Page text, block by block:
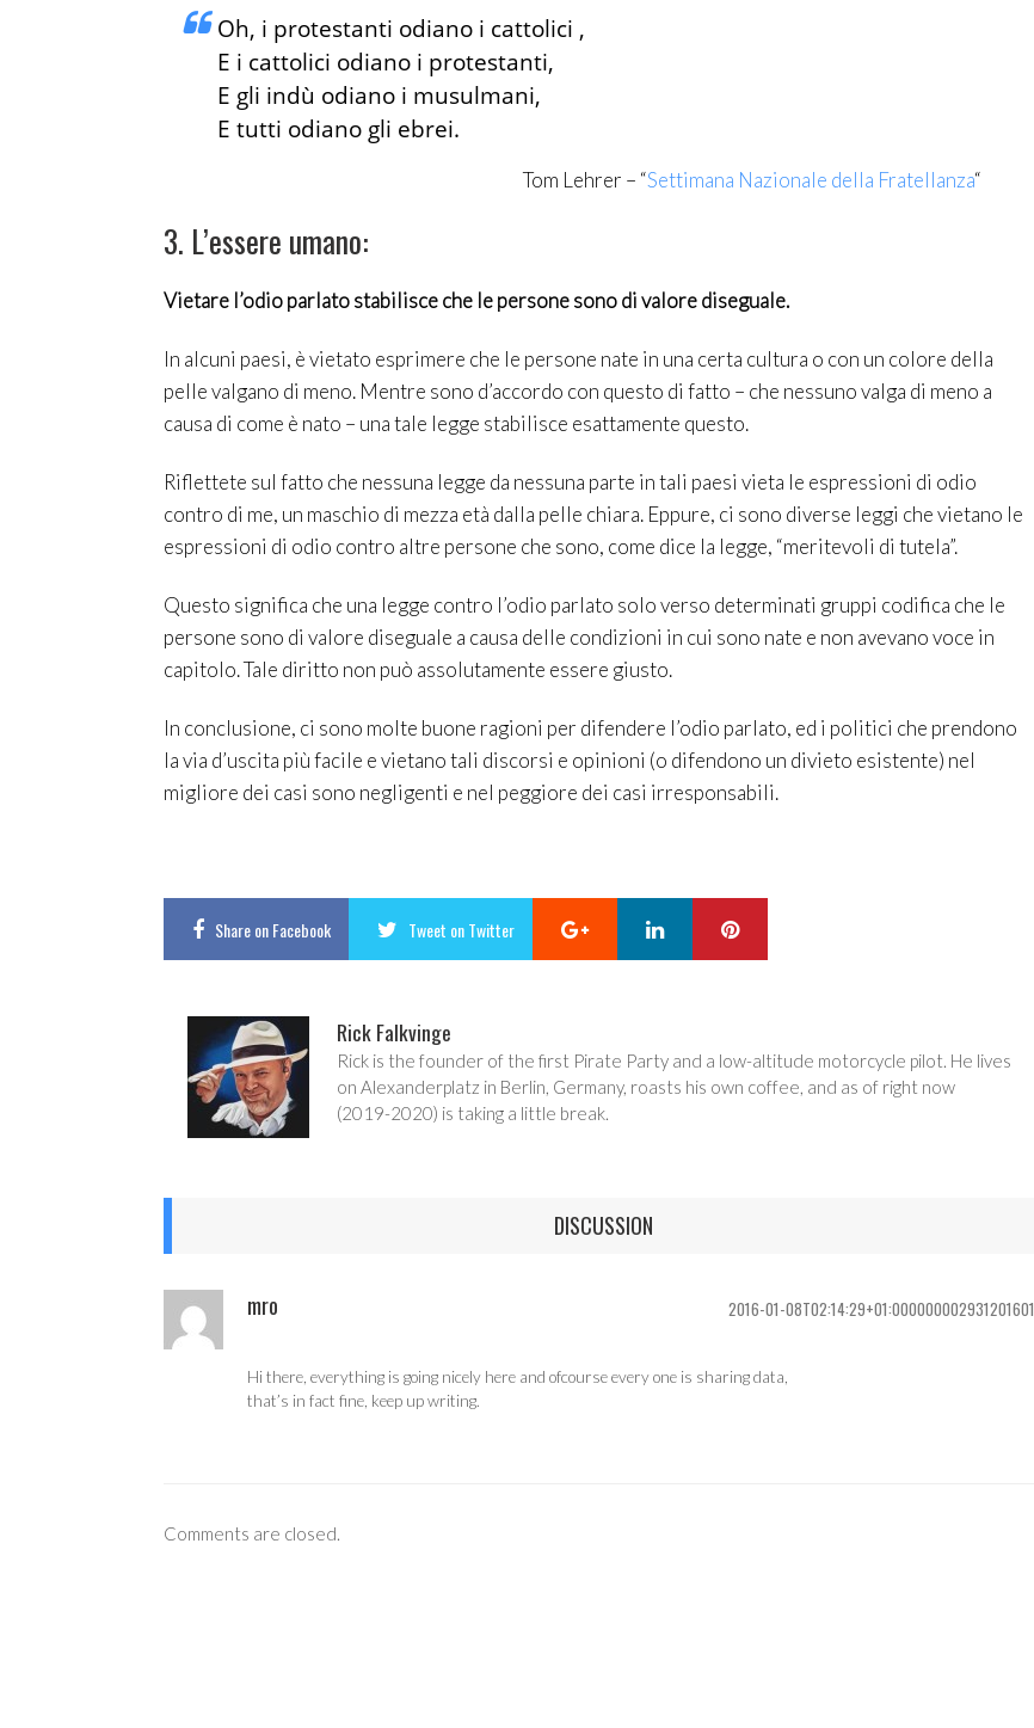
Oh, i protestanti odiano i cattolici ,
E i cattolici odiano i protestanti,
E gli indù odiano i musulmani,
E tutti odiano gli ebrei.
Tom Lehrer – “Settimana Nazionale della Fratellanza“
3. L’essere umano:
Vietare l’odio parlato stabilisce che le persone sono di valore diseguale.
In alcuni paesi, è vietato esprimere che le persone nate in una certa cultura o con un colore della
pelle valgano di meno. Mentre sono d’accordo con questo di fatto – che nessuno valga di meno a
causa di come è nato – una tale legge stabilisce esattamente questo.
Riflettete sul fatto che nessuna legge da nessuna parte in tali paesi vieta le espressioni di odio
contro di me, un maschio di mezza età dalla pelle chiara. Eppure, ci sono diverse leggi che vietano le
espressioni di odio contro altre persone che sono, come dice la legge, “meritevoli di tutela”.
Questo significa che una legge contro l’odio parlato solo verso determinati gruppi codifica che le
persone sono di valore diseguale a causa delle condizioni in cui sono nate e non avevano voce in
capitolo. Tale diritto non può assolutamente essere giusto.
In conclusione, ci sono molte buone ragioni per difendere l’odio parlato, ed i politici che prendono
la via d’uscita più facile e vietano tali discorsi e opinioni (o difendono un divieto esistente) nel
migliore dei casi sono negligenti e nel peggiore dei casi irresponsabili.
Shareon Facebook Tweet on Twitter Google+ LinkedIn
Rick Falkvinge
Rick is the founder of the first Pirate Party and a low-altitude motorcycle pilot. He lives
on Alexanderplatz in Berlin, Germany, roasts his own coffee, and as of right now
(2019-2020) is taking a little break.
DISCUSSION
mro 2016-01-08T02:14:29+01:000000002931201601
Hi there, everything is going nicely here and ofcourse every one is sharing data,
that’s in fact fine, keep up writing.
Comments are closed.